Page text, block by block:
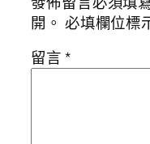
開。 必填欄位標
留言*